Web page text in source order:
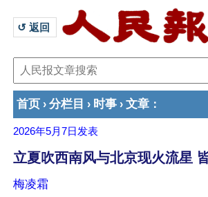
↺ 返回
首页 › 分栏目 › 时事 › 文章 ：
2026年5月7日 发表
立夏吹西南风与北京现火流星
梅凌霜